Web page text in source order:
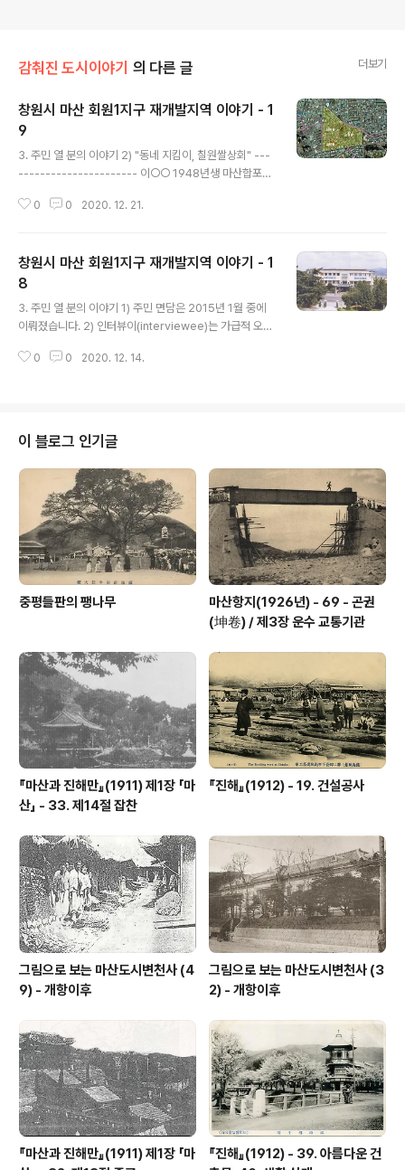
감춰진 도시이야기 의 다른 글 더보기
창원시 마산 회원1지구 재개발지역 이야기 - 1
9
3. 주민 열 분의 이야기 2) "동네 지킴이, 칠원쌀상회" ---
---------------------- 이○○ 1948년생 마산합포구
반갑습니다. 지금 조합원 중에서 이 동네에 아주 오래 사셨
이 아파트 들어서기 전인데 내나 같은 동네입니다. 여기가
3-5번지인데 거기가 교원동 3-6번지이네요. 내가 여기
이사올 때는 단층 슬라브집 지어놓은 데 바로 들어 왔거든
요. 주인이 진해에 있었는데 우리가 먼저 들어 왔어요. 방
큰 거 한 칸에 부엌 있고 다락방 있고 조그만 했어요. 지금
도 내나 그대로 있거든요. 사람이 살고 있..
0 0 2020. 12. 21.
창원시 마산 회원1지구 재개발지역 이야기 - 1
8
3. 주민 열 분의 이야기 1) 주민 면담은 2015년 1월 중에
이뤄졌습니다. 2) 인터뷰이(interviewee)는 가급적 오래
의상 인터뷰가 이뤄진 시간순으로 하였습니다. 4) 인터뷰
것을 원칙으로 하였으며 내용상의 수정은 하지 않았습니
다. 6) 인터뷰 내용은 오래 전의 일들을 개인의 기억으로 되
살렸기 때문에 일부 착오가 있을 수도 있습니다. 7) 소중한
말씀을 해 주신 인터뷰이 님들에게 감사드립니다. 1) "새로
운 희망의 터전을 꿈꾸며" ---------------..
0 0 2020. 12. 14.
이 블로그 인기글
중평들판의 팽나무
마산항지(1926년) - 69 - 곤권
(坤卷) / 제3장 운수 교통기관
『마산과 진해만』(1911) 제1장 「마
산」 - 33. 제14절 잡찬
『진해』(1912) - 19. 건설공사
그림으로 보는 마산도시변천사 (4
9) - 개항이후
그림으로 보는 마산도시변천사 (3
2) - 개항이후
『마산과 진해만』(1911) 제1장 「마
『진해』(1912) - 39. 아름다운 건